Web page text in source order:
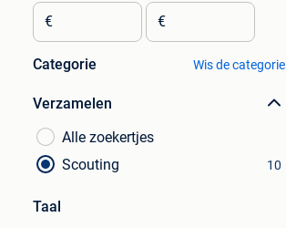
€ €
Categorie Wis de categorie
Verzamelen
Alle zoekertjes
Scouting
10
Taal